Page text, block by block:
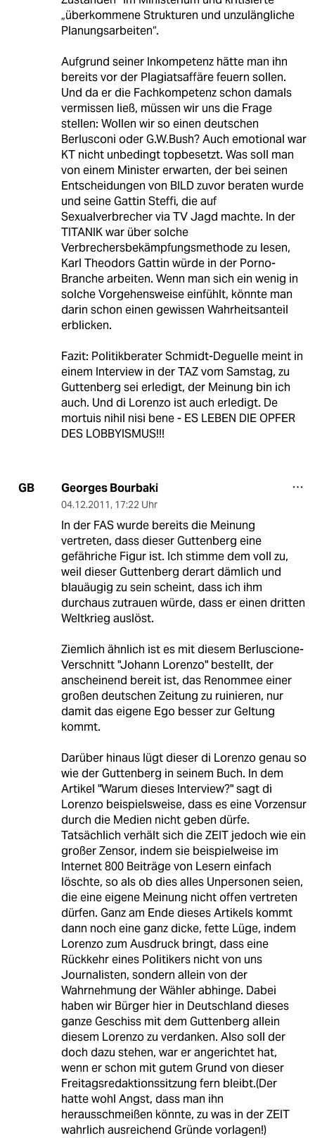
„überkommene Strukturen und unzulängliche
Planungsarbeiten“.
Aufgrund seiner Inkompetenz hätte man ihn
bereits vor der Plagiatsaffäre feuern sollen.
Und da er die Fachkompetenz schon damals
vermissen ließ, müssen wir uns die Frage
stellen: Wollen wir so einen deutschen
Berlusconi oder G.W.Bush? Auch emotional war
KT nicht unbedingt topbesetzt. Was soll man
von einem Minister erwarten, der bei seinen
Entscheidungen von BILD zuvor beraten wurde
und seine Gattin Steffi, die auf
Sexualverbrecher via TV Jagd machte. In der
TITANIK war über solche
Verbrechersbekämpfungsmethode zu lesen,
Karl Theodors Gattin würde in der Porno-
Branche arbeiten. Wenn man sich ein wenig in
solche Vorgehensweise einfühlt, könnte man
darin schon einen gewissen Wahrheitsanteil
erblicken.
Fazit: Politikberater Schmidt-Deguelle meint in
einem Interview in der TAZ vom Samstag, zu
Guttenberg sei erledigt, der Meinung bin ich
auch. Und di Lorenzo ist auch erledigt. De
mortuis nihil nisi bene - ES LEBEN DIE OPFER
DES LOBBYISMUS!!!
GB Georges Bourbaki
04.12.2011, 17:22 Uhr
In der FAS wurde bereits die Meinung
vertreten, dass dieser Guttenberg eine
gefähriche Figur ist. Ich stimme dem voll zu,
weil dieser Guttenberg derart dämlich und
blauäugig zu sein scheint, dass ich ihm
durchaus zutrauen würde, dass er einen dritten
Weltkrieg auslöst.
Ziemlich ähnlich ist es mit diesem Berluscione-
Verschnitt "Johann Lorenzo" bestellt, der
anscheinend bereit ist, das Renommee einer
großen deutschen Zeitung zu ruinieren, nur
damit das eigene Ego besser zur Geltung
kommt.
Darüber hinaus lügt dieser di Lorenzo genau so
wie der Guttenberg in seinem Buch. In dem
Artikel "Warum dieses Interview?" sagt di
Lorenzo beispielsweise, dass es eine Vorzensur
durch die Medien nicht geben dürfe.
Tatsächlich verhält sich die ZEIT jedoch wie ein
großer Zensor, indem sie beispielweise im
Internet 800 Beiträge von Lesern einfach
löschte, so als ob dies alles Unpersonen seien,
die eine eigene Meinung nicht offen vertreten
dürfen. Ganz am Ende dieses Artikels kommt
dann noch eine ganz dicke, fette Lüge, indem
Lorenzo zum Ausdruck bringt, dass eine
Rückkehr eines Politikers nicht von uns
Journalisten, sondern allein von der
Wahrnehmung der Wähler abhinge. Dabei
haben wir Bürger hier in Deutschland dieses
ganze Geschiss mit dem Guttenberg allein
diesem Lorenzo zu verdanken. Also soll der
doch dazu stehen, war er angerichtet hat,
wenn er schon mit gutem Grund von dieser
Freitagsredaktionssitzung fern bleibt.(Der
hatte wohl Angst, dass man ihn
herausschmeißen könnte, zu was in der ZEIT
wahrlich ausreichend Gründe vorlagen!)